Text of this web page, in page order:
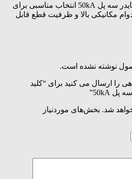
کلید اتوماتیک 100 آمپر اشنایدر سه پل 50kA انتخاب مناسبی برای
مکانیکی بالا و ظرفیت قطع قابل
نوشته نشده است.
را ارسال می کنید برای “کلید
شد. بخش‌های موردنیاز